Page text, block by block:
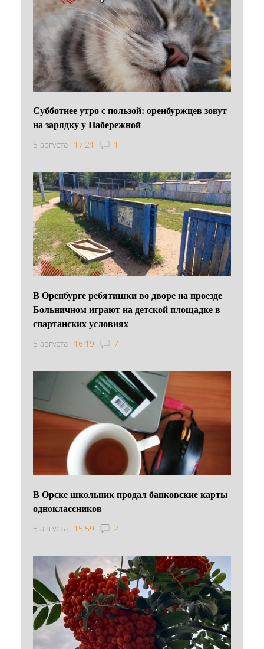
Субботнее утро с пользой: оренбуржцев зовут
на зарядку у Набережной
5 августа 17:21 1
В Оренбурге ребятишки во дворе на проезде
Больничном играют на детской площадке в
спартанских условиях
5 августа 16:19 7
В Орске школьник продал банковские карты
одноклассников
5 августа 15:59 2